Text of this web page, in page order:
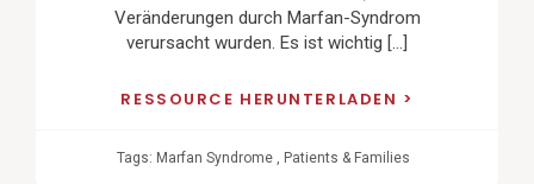
Veränderungen durch Marfan-Syndrom
verursacht wurden. Es ist wichtig […]
RESSOURCE HERUNTERLADEN
Tags: Marfan Syndrome , Patients & Families